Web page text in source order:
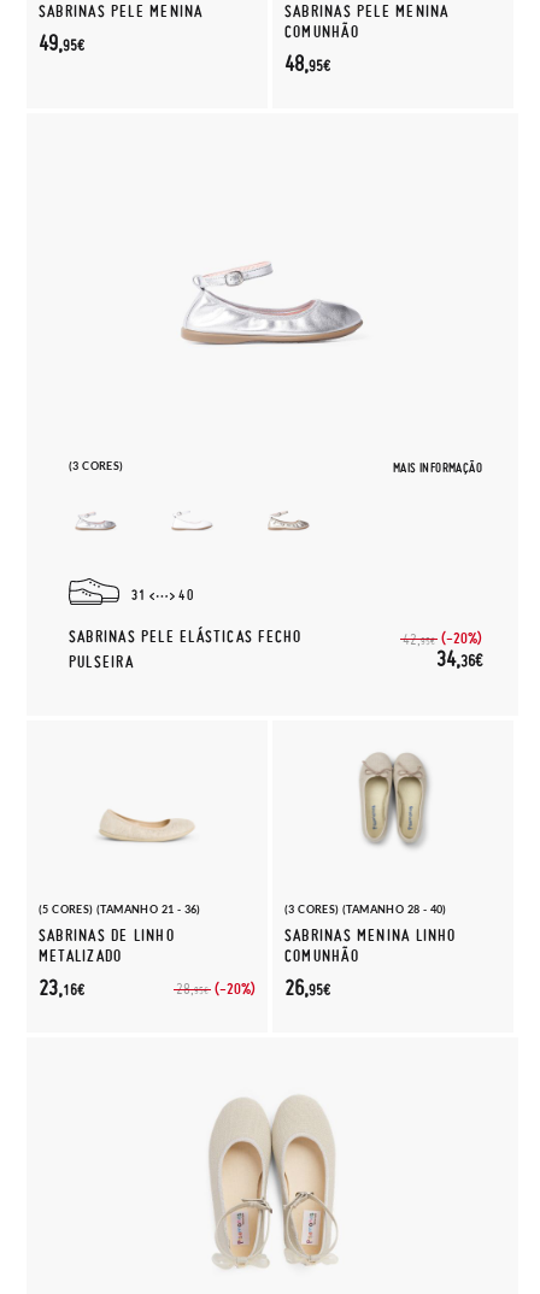
SABRINAS PELE MENINA
49,95€
SABRINAS PELE MENINA
COMUNHÃO
48,95€
(3 CORES) MAIS INFORMAÇÃO
31 40
SABRINAS PELE ELÁSTICAS FECHO
PULSEIRA
42,95€ (-20%)
34,36€
(5 CORES) (TAMANHO 21 - 36)
SABRINAS DE LINHO
METALIZADO
28,95€ (-20%)
23,16€
(3 CORES) (TAMANHO 28 - 40)
SABRINAS MENINA LINHO
COMUNHÃO
26,95€